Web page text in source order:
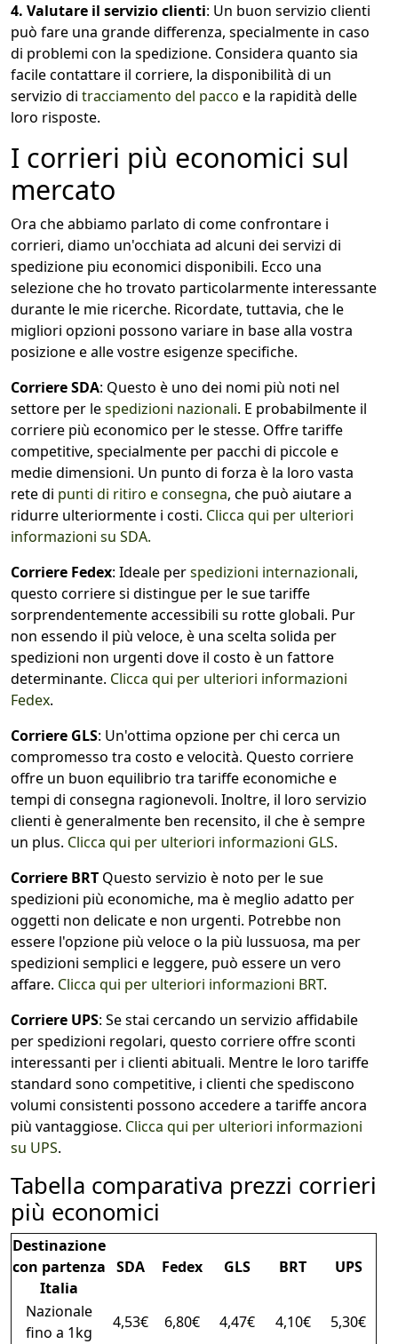
4. Valutare il servizio clienti: Un buon servizio clienti
può fare una grande differenza, specialmente in caso
di problemi con la spedizione. Considera quanto sia
facile contattare il corriere, la disponibilità di un
servizio di tracciamento del pacco e la rapidità delle
loro risposte.
I corrieri più economici sul
mercato
Ora che abbiamo parlato di come confrontare i
corrieri, diamo un'occhiata ad alcuni dei servizi di
spedizione piu economici disponibili. Ecco una
selezione che ho trovato particolarmente interessante
durante le mie ricerche. Ricordate, tuttavia, che le
migliori opzioni possono variare in base alla vostra
posizione e alle vostre esigenze specifiche.
Corriere SDA: Questo è uno dei nomi più noti nel
settore per lespedizioni nazionali. E probabilmente il
corriere più economico per le stesse. Offre tariffe
competitive, specialmente per pacchi di piccole e
medie dimensioni. Un punto di forza è la loro vasta
rete di punti di ritiro e consegna, che può aiutare a
ridurre ulteriormente i costi. Clicca qui per ulteriori
informazioni su SDA.
Corriere Fedex: Ideale perspedizioni internazionali,
questo corriere si distingue per le sue tariffe
sorprendentemente accessibili su rotte globali. Pur
non essendo il più veloce, è una scelta solida per
spedizioni non urgenti dove il costo è un fattore
determinante. Clicca qui per ulteriori informazioni
Fedex.
Corriere GLS: Un'ottima opzione per chi cerca un
compromesso tra costo e velocità. Questo corriere
offre un buon equilibrio tra tariffe economiche e
tempi di consegna ragionevoli. Inoltre, il loro servizio
clienti è generalmente ben recensito, il che è sempre
un plus. Clicca qui per ulteriori informazioni GLS.
Corriere BRT Questo servizio è noto per le sue
spedizioni più economiche, ma è meglio adatto per
oggetti non delicate e non urgenti. Potrebbe non
essere l'opzione più veloce o la più lussuosa, ma per
spedizioni semplici e leggere, può essere un vero
affare. Clicca qui per ulteriori informazioni BRT.
Corriere UPS: Se stai cercando un servizio affidabile
per spedizioni regolari, questo corriere offre sconti
interessanti per i clienti abituali. Mentre le loro tariffe
standard sono competitive, i clienti che spediscono
volumi consistenti possono accedere a tariffe ancora
più vantaggiose. Clicca qui per ulteriori informazioni
su UPS.
Tabella comparativa prezzi corrieri
più economici
Destinazione
con partenza
Italia
SDA Fedex GLS BRT UPS
Nazionale
fino a 1kg
4,53€ 6,80€ 4,47€ 4,10€
5,30€